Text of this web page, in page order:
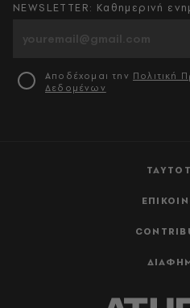
NEWSLETTER: Καθημερινή
Αποδέχομαι την Πολιτική
Δεδομένων